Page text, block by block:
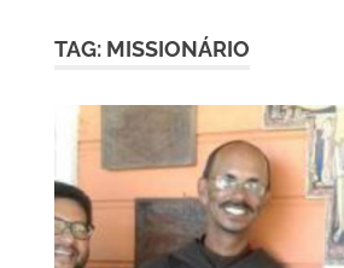
TAG: MISSIONÁRIO